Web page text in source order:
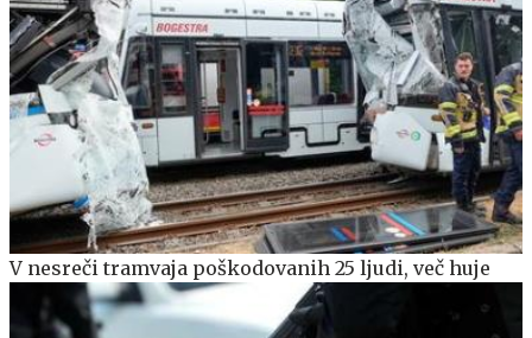
V nesreči tramvaja poškodovanih 25 ljudi, več huje